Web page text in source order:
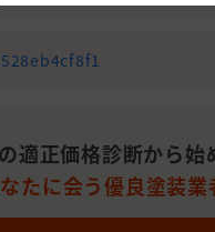
適正価格診断から始
たに会う優良塗装業